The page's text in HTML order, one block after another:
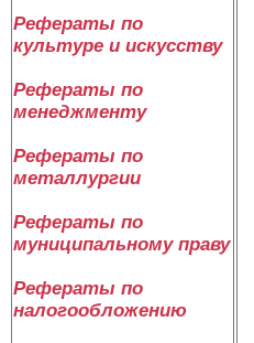
Рефераты по
культуре и искусству
Рефераты по
менеджменту
Рефераты по
металлургии
Рефераты по
муниципальному праву
Рефераты по
налогообложению